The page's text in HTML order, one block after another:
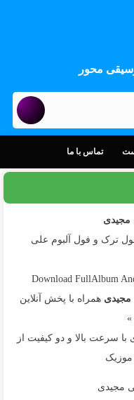
محور
تماس با ما
مجیدی
ترک و فول آلبوم علی
Download FullAlbum
همراه با پخش آنلاین
»
با سرعت بالا و دو کیفیت از